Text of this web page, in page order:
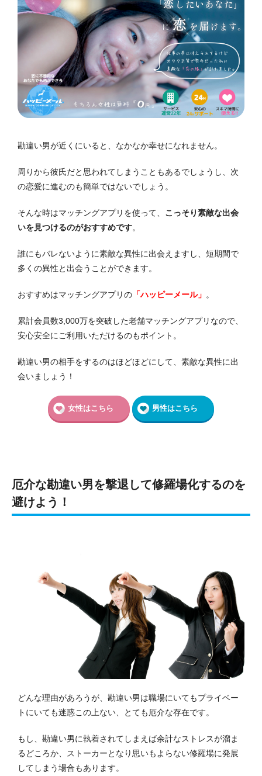
勘違い男が近くにいると、なかなか幸せになれません。
周りから彼氏だと思われてしまうこともあるでしょうし、次
の恋愛に進むのも簡単ではないでしょう。
そんな時はマッチングアプリを使って、 こっそり素敵な出会
いを見つけるのがおすすめです。
誰にもバレないように素敵な異性に出会えますし、短期間で
多くの異性と出会うことができます。
おすすめはマッチングアプリの 「ハッピーメール」 。
累計会員数3,000万を突破した老舗マッチングアプリなので、
安心安全にご利用いただけるのもポイント。
勘違い男の相手をするのはほどほどにして、素敵な異性に出
会いましょう！
女性はこちら 男性はこちら
厄介な勘違い男を撃退して修羅場化するのを
避けよう！
どんな理由があろうが、勘違い男は職場にいてもプライベー
トにいても迷惑この上ない、とても厄介な存在です。
もし、勘違い男に執着されてしまえば余計なストレスが溜ま
るどころか、ストーカーとなり思いもよらない修羅場に発展
してしまう場合もあります。